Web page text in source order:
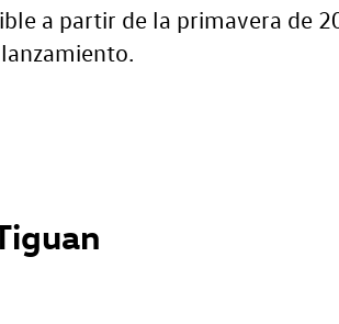
a partir de la primavera de